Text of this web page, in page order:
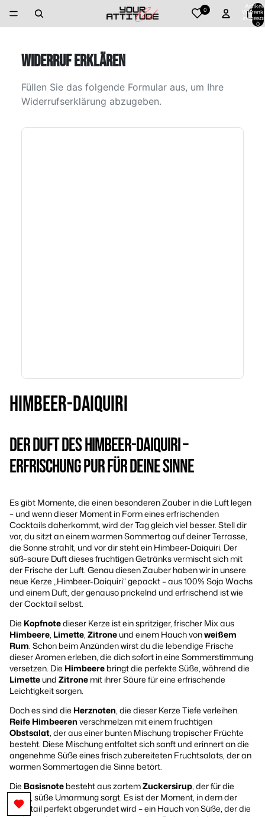
0 Artikel
0
WIDERRUF ERKLÄREN
Füllen Sie das folgende Formular aus, um Ihre
Widerrufserklärung abzugeben.
HIMBEER-DAIQUIRI
DER DUFT DES HIMBEER-DAIQUIRI –
ERFRISCHUNG PUR FÜR DEINE SINNE
Es gibt Momente, die einen besonderen Zauber in die Luft legen
– und wenn dieser Moment in Form eines erfrischenden
Cocktails daherkommt, wird der Tag gleich viel besser. Stell dir
vor, du sitzt an einem warmen Sommertag auf deiner Terrasse,
die Sonne strahlt, und vor dir steht ein Himbeer-Daiquiri. Der
süß-saure Duft dieses fruchtigen Getränks vermischt sich mit
der Frische der Luft. Genau diesen Zauber haben wir in unsere
neue Kerze „Himbeer-Daiquiri“ gepackt – aus 100% Soja Wachs
und einem Duft, der genauso prickelnd und erfrischend ist wie
der Cocktail selbst.
Die Kopfnotedieser Kerze ist ein spritziger, frischer Mix aus
Himbeere, Limette, Zitrone und einem Hauch vonweißem
Rum. Schon beim Anzünden wirst du die lebendige Frische
dieser Aromen erleben, die dich sofort in eine Sommerstimmung
versetzen. Die Himbeere bringt die perfekte Süße, während die
Limette und Zitrone mit ihrer Säure für eine erfrischende
Leichtigkeit sorgen.
Doch es sind die Herznoten, die dieser Kerze Tiefe verleihen.
Reife Himbeeren verschmelzen mit einem fruchtigen
Obstsalat, der aus einer bunten Mischung tropischer Früchte
besteht. Diese Mischung entfaltet sich sanft und erinnert an die
angenehme Süße eines frisch zubereiteten Fruchtsalats, der an
warmen Sommertagen die Sinne betört.
Die Basisnote besteht aus zartemZuckersirup, der für die
letzte, süße Umarmung sorgt. Es ist der Moment, in dem der
Cocktail perfekt abgerundet wird – ein Hauch von Süße, der die